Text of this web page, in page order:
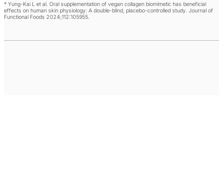
* Yung-Kai L et al. Oral supplementation of vegan collagen biomimetic has beneficial
effects on human skin physiology: A double-blind, placebo-controlled study. Journal of
Functional Foods 2024;112:105955.